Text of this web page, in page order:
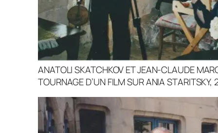
ANATOLI SKATCHKOV ET JEAN-CLAUDE
TOURNAGE D’UN FILM SUR ANIA STARITSKY,